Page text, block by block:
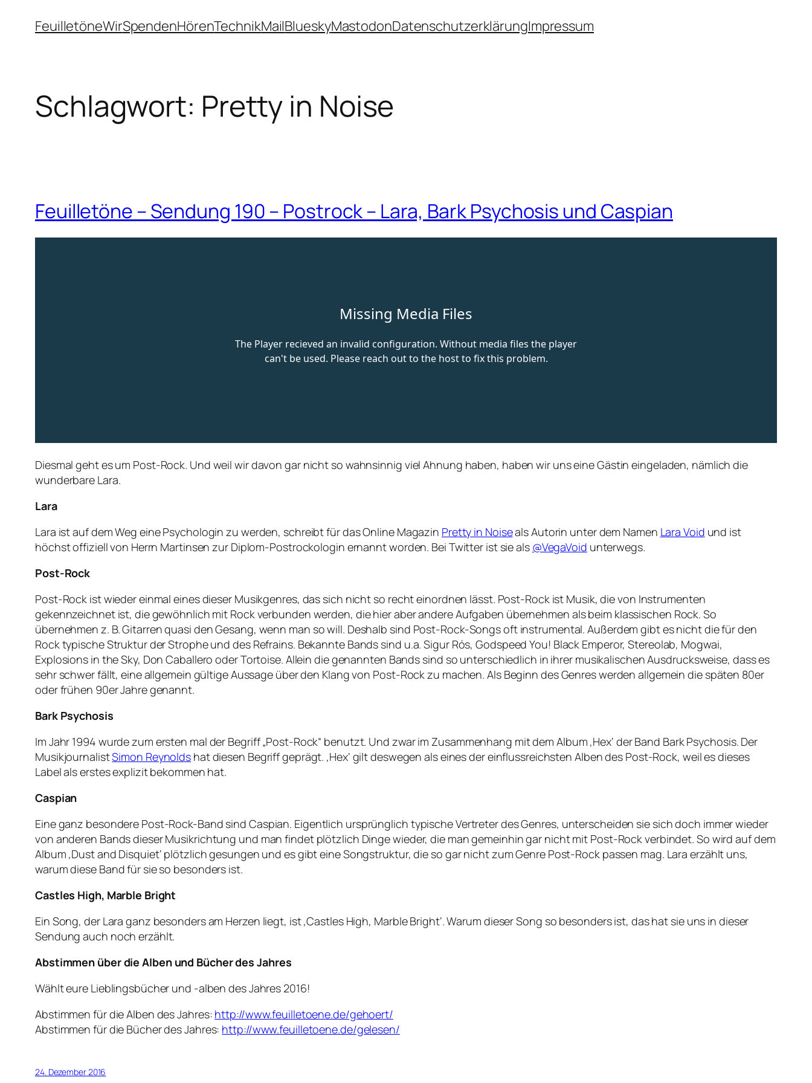
InhaltFeuilletöneWirSpendenHörenTechnikMailBlueskyMastodonDatenschutzerklärungImpressum
Schlagwort: Pretty in Noise
Feuilletöne – Sendung 190 – Postrock – Lara, Bark Psychosis und Caspian
Diesmal geht es um Post-Rock. Und weil wir davon gar nicht so wahnsinnig viel Ahnung haben, haben wir uns eine Gästin eingeladen, nämlich die
wunderbare Lara.
Lara
Lara ist auf dem Weg eine Psychologin zu werden, schreibt für das Online Magazin Pretty in Noiseals Autorin unter dem Namen Lara Void und ist
höchst offiziell von Herrn Martinsen zur Diplom-Postrockologin ernannt worden. Bei Twitter ist sie als @VegaVoid unterwegs.
Post-Rock
Post-Rock ist wieder einmal eines dieser Musikgenres, das sich nicht so recht einordnen lässt. Post-Rock ist Musik, die von Instrumenten
gekennzeichnet ist, die gewöhnlich mit Rock verbunden werden, die hier aber andere Aufgaben übernehmen als beim klassischen Rock. So
übernehmen z. B. Gitarren quasi den Gesang, wenn man so will. Deshalb sind Post-Rock-Songs oft instrumental. Außerdem gibt es nicht die für den
Rock typische Struktur der Strophe und des Refrains. Bekannte Bands sind u.a. Sigur Rós, Godspeed You! Black Emperor, Stereolab, Mogwai,
Explosions in the Sky, Don Caballero oder Tortoise. Allein die genannten Bands sind so unterschiedlich in ihrer musikalischen Ausdrucksweise, dass es
sehr schwer fällt, eine allgemein gültige Aussage über den Klang von Post-Rock zu machen. Als Beginn des Genres werden allgemein die späten 80er
oder frühen 90er Jahre genannt.
Bark Psychosis
Im Jahr 1994 wurde zum ersten mal der Begriff „Post-Rock“ benutzt. Und zwar im Zusammenhang mit dem Album ‚Hex‘ der Band Bark Psychosis. Der
MusikjournalistSimon Reynolds hat diesen Begriff geprägt. ‚Hex‘ gilt deswegen als eines der einflussreichsten Alben des Post-Rock, weil es dieses
Label als erstes explizit bekommen hat.
Caspian
Eine ganz besondere Post-Rock-Band sind Caspian. Eigentlich ursprünglich typische Vertreter des Genres, unterscheiden sie sich doch immer wieder
von anderen Bands dieser Musikrichtung und man findet plötzlich Dinge wieder, die man gemeinhin gar nicht mit Post-Rock verbindet. So wird auf dem
Album ‚Dust and Disquiet‘ plötzlich gesungen und es gibt eine Songstruktur, die so gar nicht zum Genre Post-Rock passen mag. Lara erzählt uns,
warum diese Band für sie so besonders ist.
Castles High, Marble Bright
Ein Song, der Lara ganz besonders am Herzen liegt, ist ‚Castles High, Marble Bright‘. Warum dieser Song so besonders ist, das hat sie uns in dieser
Sendung auch noch erzählt.
Abstimmen über dieAlben und Bücher des Jahres
Wählt eure Lieblingsbücher und -alben des Jahres 2016!
Abstimmen für die Alben des Jahres: http://www.feuilletoene.de/gehoert/
Abstimmen für die Bücher des Jahres: http://www.feuilletoene.de/gelesen/
24. Dezember 2016